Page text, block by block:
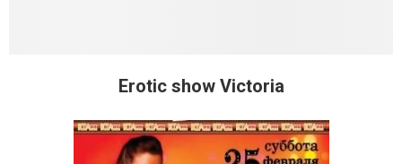
Erotic show Victoria